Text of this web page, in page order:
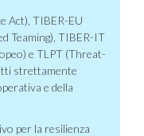
Act), TIBER-EU
Teaming), TIBER-IT
e TLPT (Threat-
strettamente
e della
per la resilienza